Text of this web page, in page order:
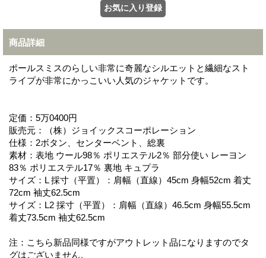
商品詳細
ポールスミスのらしい非常に奇麗なシルエットと繊細なスト
ライプが非常にかっこいい人気のジャケットです。
定価：5万0400円
販売元：（株）ジョイックスコーポレーション
仕様：2ボタン、センターベント、総裏
素材：表地 ウール98％ ポリエステル2％ 部分使い レーヨン
83％ ポリエステル17％ 裏地 キュプラ
サイズ：L 採寸（平置）：肩幅（直線）45cm 身幅52cm 着丈
72cm 袖丈62.5cm
サイズ：L2 採寸（平置）：肩幅（直線）46.5cm 身幅55.5cm
着丈73.5cm 袖丈62.5cm
注：こちら新品同様ですがアウトレット品になりますのでタ
グはございません。